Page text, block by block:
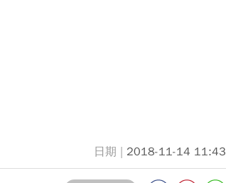
2018-11-14 11:43